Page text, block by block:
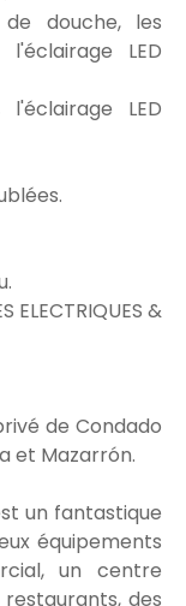
douche, les
LED
LED
ELECTRIQUES &
de Condado
et Mazarrón.
un fantastique
équipements
un centre
des